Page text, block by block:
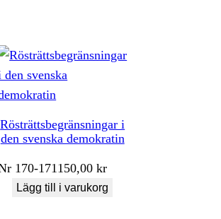
Rösträttsbegränsningar i
den svenska demokratin
170-171150,00kr
Lägg till i varukorg